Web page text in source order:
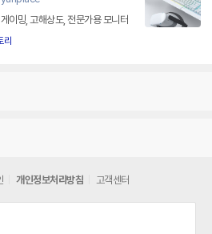
이밍, 고해상도, 전문가용 모니터
리
개인정보처리방침 고객센터